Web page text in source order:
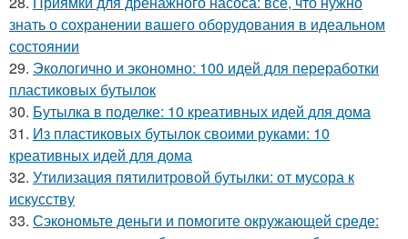
знать о сохранении вашего оборудования в идеальном
состоянии
29. Экологично и экономно: 100 идей для переработки
пластиковых бутылок
30. Бутылка в поделке: 10 креативных идей для дома
31. Из пластиковых бутылок своими руками: 10
креативных идей для дома
32. Утилизация пятилитровой бутылки: от мусора к
искусству
33. Сэкономьте деньги и помогите окружающей среде: